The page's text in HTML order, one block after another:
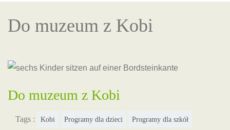
Do muzeum z Kobi
Do muzeum z Kobi
Tags : Kobi Programy dla dzieci Programy dla szkół